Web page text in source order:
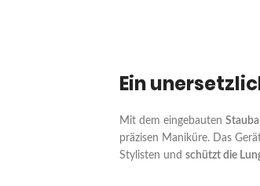
Ein
Mit dem eingebauten
präzisen Maniküre. Das
Stylisten und schützt die